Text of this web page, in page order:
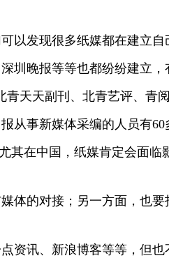
以发现很多纸媒都在建立
圳晚报等等也都纷纷建立
天天副刊、北青艺评、
从事新媒体采编的人员有
其在中国，纸媒肯定会面
体的对接；另一方面，也
资讯、新浪博客等等，但